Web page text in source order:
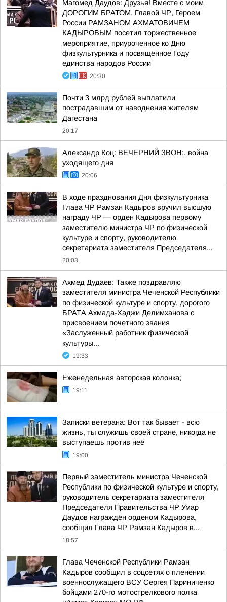
Магомед Даудов: Друзья! Вместе с моим
ДОРОГИМ БРАТОМ, Главой ЧР, Героем
России РАМЗАНОМ АХМАТОВИЧЕМ
КАДЫРОВЫМ посетил торжественное
мероприятие, приуроченное ко Дню
физкультурника и посвящённое Году
единства народов России
20:30
Почти 3 млрд рублей выплатили
пострадавшим от наводнения жителям
Дагестана
20:17
Александр Коц: ВЕЧЕРНИЙ ЗВОН:. война
уходящего дня
20:06
В ходе празднования Дня физкультурника
Глава ЧР Рамзан Кадыров вручил высшую
награду ЧР — орден Кадырова первому
заместителю министра ЧР по физической
культуре и спорту, руководителю
секретариата заместителя Председателя...
20:03
Ахмед Дудаев: Также поздравляю
заместителя министра Чеченской Республики
по физической культуре и спорту, дорогого
БРАТА Ахмада-Хаджи Делимханова с
присвоением почетного звания
«Заслуженный работник физической
культуры...
19:33
Еженедельная авторская колонка;
19:11
Записки ветерана: Вот так бывает - всю
жизнь, ты служишь своей стране, никогда не
выступаешь против неё
19:00
Первый заместитель министра Чеченской
Республики по физической культуре и спорту,
руководитель секретариата заместителя
Председателя Правительства ЧР Умар
Даудов награждён орденом Кадырова,
сообщил Глава ЧР Рамзан Кадыров в...
18:57
Глава Чеченской Республики Рамзан
Кадыров сообщил в соцсетях о пленении
военнослужащего ВСУ Сергея Париниченко
бойцами 270-го мотострелкового полка